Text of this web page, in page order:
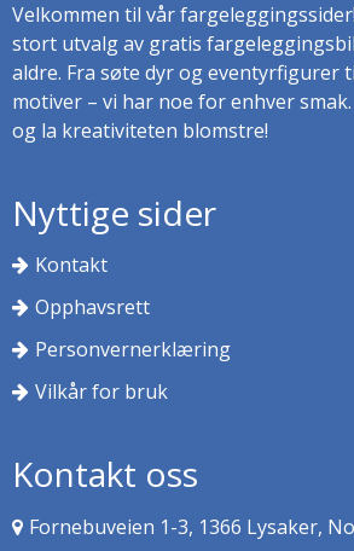
Velkommen til vår
stort utvalg av gratis
aldre. Fra søte dyr og eventyrfigurer
motiver – vi har noe for enhver
og la kreativiteten blomstre!
Nyttige sider
Kontakt
Opphavsrett
Personvernerklæring
Vilkår for bruk
Kontakt oss
Fornebuveien 1-3, 1366 Lysaker,